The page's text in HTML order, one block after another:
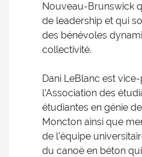
Nouveau-Brunswick
de leadership et qui
des bénévoles
collectivité.
Dani LeBlanc est
l’Association des
étudiantes en génie
Moncton ainsi que
de l’équipe
du canoë en béton